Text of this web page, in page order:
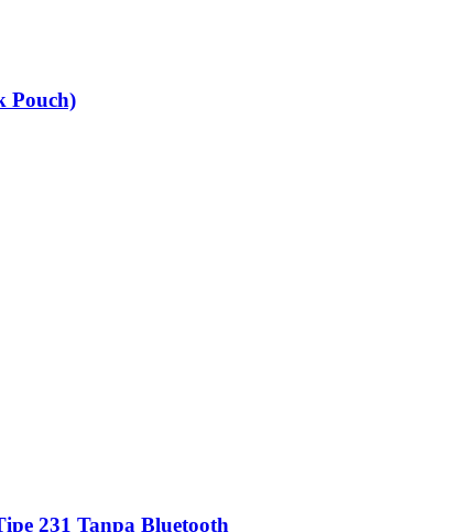
Pouch)
231 Tanpa Bluetooth